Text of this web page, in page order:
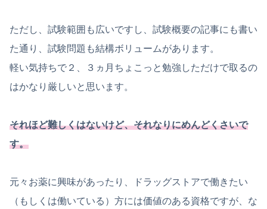
ただし、試験範囲も広いですし、試験概要の記事にも書い
た通り、試験問題も結構ボリュームがあります。
軽い気持ちで２、３ヵ月ちょこっと勉強しただけで取るの
はかなり厳しいと思います。
それほど難しくはないけど、それなりにめんどくさいで
す。
元々お薬に興味があったり、ドラッグストアで働きたい
（もしくは働いている）方には価値のある資格ですが、な